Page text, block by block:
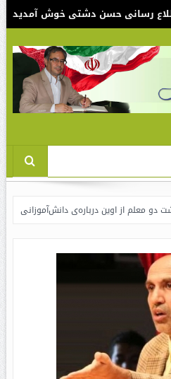
رسانی حسن دشتی خوش آمدید
درباره‌ی دانش‌آموزانی که سوختند